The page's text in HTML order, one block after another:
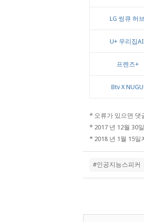
LG 씽큐 허브
U+ 우리집AI
프렌즈+
Btv X NUGU
* 오류가 있으면 댓
* 2017 년 12월 30
* 2018 년 1월 15일
#인공지능스피커